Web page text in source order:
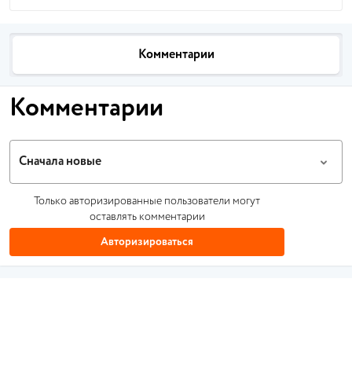
Комментарии
Комментарии
Сначала новые
Только авторизированные пользователи могут
оставлять комментарии
Авторизироваться